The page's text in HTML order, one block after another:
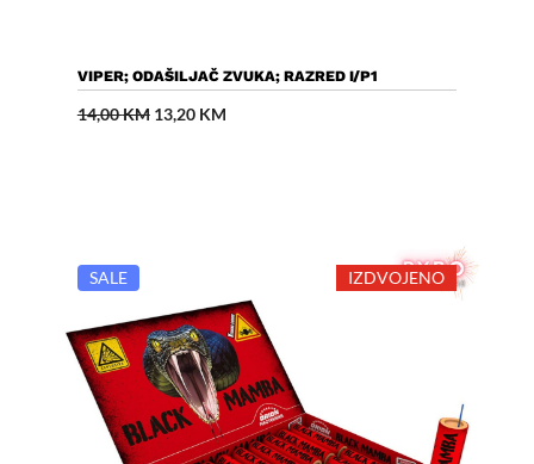
Dodaj U Košaricu
VIPER; ODAŠILJAČ ZVUKA; RAZRED I/P1
14,00KM Izvorna
cijena
13,20 KMTrenutna
SALE IZDVOJENO